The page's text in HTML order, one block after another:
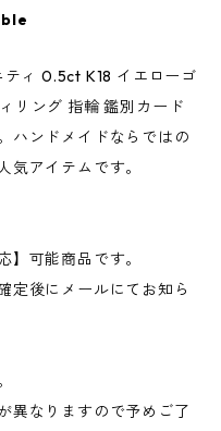
ィ 0.5ct K18 イエローゴ
リング 指輪 鑑別カード
ハンドメイドならではの
気アイテムです。
可能商品です。
定後にメールにてお知ら
異なりますので予めご了